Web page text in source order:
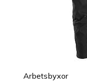
Arbetsbyxor